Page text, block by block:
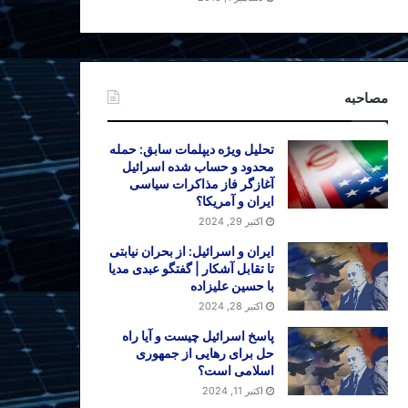
مصاحبه
تحلیل ویژه دیپلمات سابق: حمله
محدود و حساب شده اسرائیل
آغازگر فاز مذاکرات سیاسی
ایران و آمریکا؟
اکتبر 29, 2024
ایران و اسرائیل: از بحران نیابتی
تا تقابل آشکار | گفتگو عبدی مدیا
با حسین علیزاده
اکتبر 28, 2024
پاسخ اسرائیل چیست و آیا راه
حل برای رهایی از جمهوری
اسلامی است؟
اکتبر 11, 2024